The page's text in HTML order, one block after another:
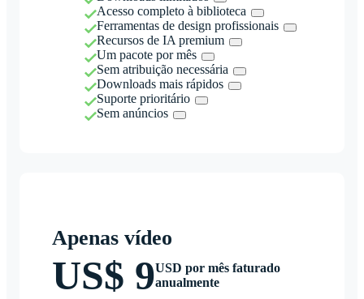
Acesso completo à biblioteca
Ferramentas de design profissionais
Recursos de IA premium
Um pacote por mês
Sem atribuição necessária
Downloads mais rápidos
Suporte prioritário
Sem anúncios
Apenas vídeo
US$ 9USD por mês faturado
anualmente